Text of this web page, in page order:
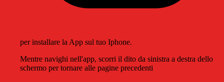
per installare la App sul tuo Iphone.
Mentre navighi nell'app, scorri il dito da sinistra a destra dello
schermo per tornare alle pagine precedenti